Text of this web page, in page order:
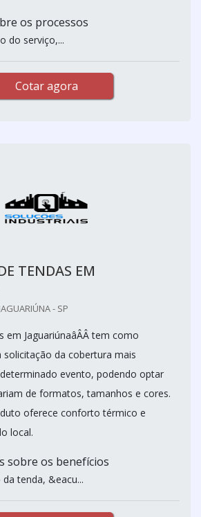
os processos
do serviço,...
Cotar agora
TENDAS EM
- SP
JaguariúnaâÂÂ tem como
solicitação da cobertura mais
evento, podendo optar
de formatos, tamanhos e cores.
oferece conforto térmico e
local.
sobre os benefícios
tenda, &eacu...